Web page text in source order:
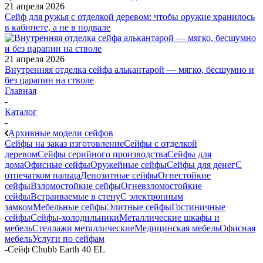
21 апреля 2026
Сейф для ружья с отделкой деревом: чтобы оружие хранилось
в кабинете, а не в подвале
21 апреля 2026
Внутренняя отделка сейфа алькантарой — мягко, бесшумно и
без царапин на стволе
Главная
-
Каталог
-
Архивные модели сейфов
Сейфы на заказ изготовлениеСейфы с отделкой
деревомСейфы серийного производстваСейфы для
домаОфисные сейфыОружейные сейфыСейфы для денегС
отпечатком пальцаДепозитные сейфыОгнестойкие
сейфыВзломостойкие сейфыОгневзломостойкие
сейфыВстраиваемые в стенуС электронным
замкомМебельные сейфыЭлитные сейфыГостиничные
сейфыСейфы-холодильникиМеталлические шкафы и
мебельСтеллажи металлическиеМедицинская мебельОфисная
мебельУслуги по сейфам
-Сейф Chubb Earth 40 EL